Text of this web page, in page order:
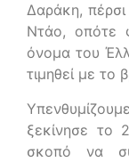
Δαράκη,
Ντάο, οπότε
όνομα του
τιμηθεί με το
ξεκίνησε το
σκοπό να